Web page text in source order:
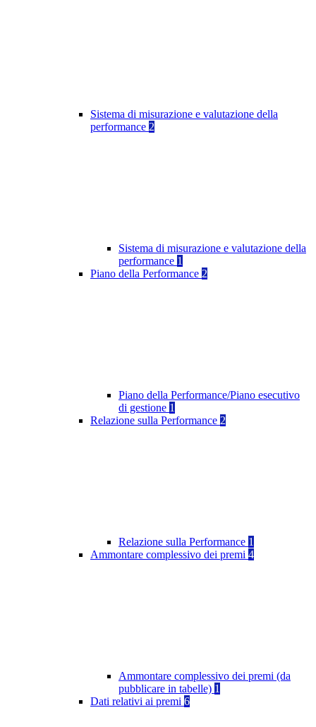
Sistema di misurazione e valutazione della
performance 2
Sistema di misurazione e valutazione della
performance 1
Piano della Performance 2
Piano della Performance/Piano esecutivo
di gestione 1
Relazione sulla Performance 2
Relazione sulla Performance 1
Ammontare complessivo dei premi 4
Ammontare complessivo dei premi (da
pubblicare in tabelle) 1
Dati relativi ai premi 6